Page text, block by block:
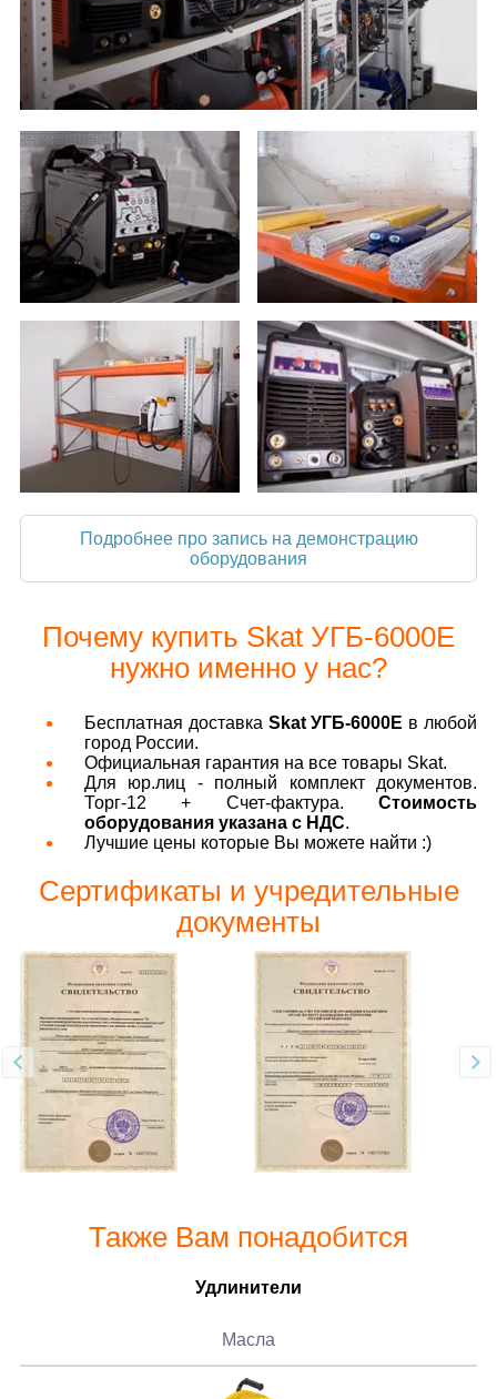
Подробнее про запись на демонстрацию
оборудования
Почему купить Skat УГБ-6000Е
нужно именно у нас?
Бесплатная доставка Skat УГБ-6000Е в любой
город России.
Официальная гарантия на все товары Skat.
Для юр.лиц - полный комплект документов.
Торг-12 + Счет-фактура. Стоимость
оборудования указана с НДС.
Лучшие цены которые Вы можете найти :)
Сертификаты и учредительные
документы
Также Вам понадобится
Удлинители
Масла